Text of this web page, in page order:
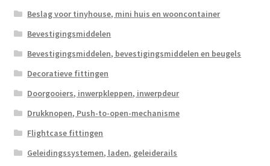
Beslag voor tinyhouse, mini huis en wooncontainer
Bevestigingsmiddelen
Bevestigingsmiddelen, bevestigingsmiddelen en beugels
Decoratieve fittingen
Doorgooiers, inwerpkleppen, inwerpdeur
Drukknopen, Push-to-open-mechanisme
Flightcase fittingen
Geleidingssystemen, laden, geleiderails